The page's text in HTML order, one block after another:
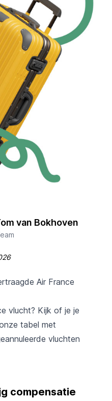
van Bokhoven
Air France
vlucht? Kijk of je je
tabel met
vluchten
compensatie